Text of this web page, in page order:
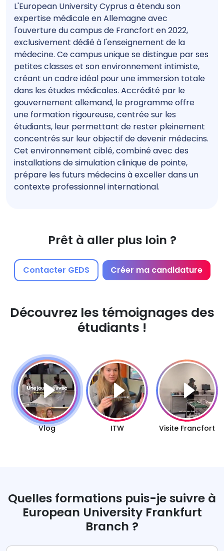
L'European University Cyprus a étendu son
expertise médicale en Allemagne avec
l'ouverture du campus de Francfort en 2022,
exclusivement dédié à l'enseignement de la
médecine. Ce campus unique se distingue par ses
petites classes et son environnement intimiste,
créant un cadre idéal pour une immersion totale
dans les études médicales. Accrédité par le
gouvernement allemand, le programme offre
une formation rigoureuse, centrée sur les
étudiants, leur permettant de rester pleinement
concentrés sur leur objectif de devenir médecins.
Cet environnement ciblé, combiné avec des
installations de simulation clinique de pointe,
prépare les futurs médecins à exceller dans un
contexte professionnel international.
Prêt à aller plus loin ?
Contacter GEDS Créer ma candidature
Découvrez les témoignages des
étudiants !
Quelles formations puis-je suivre à
European University Frankfurt
Branch ?